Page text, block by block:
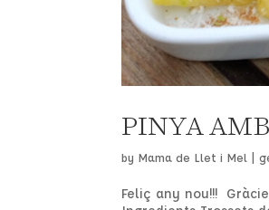
PINYA
by Mama de Llet i Mel |
Feliç any nou!!!